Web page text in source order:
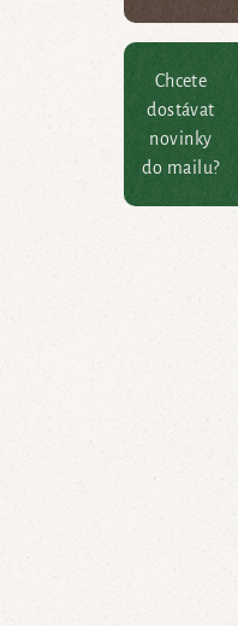
Chcete
dostávat
novinky
do mailu?